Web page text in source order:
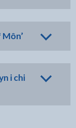
i chi